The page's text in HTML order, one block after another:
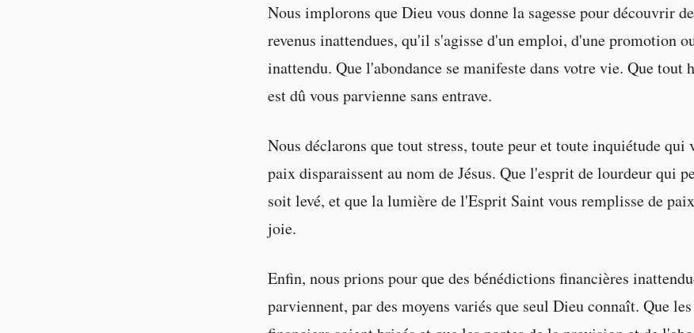
Nous implorons que Dieu vous donne la sagesse pour découvrir
revenus inattendues, qu'il s'agisse d'un emploi, d'une promotion
inattendu. Que l'abondance se manifeste dans votre vie. Que tout
est dû vous parvienne sans entrave.
Nous déclarons que tout stress, toute peur et toute inquiétude qui
paix disparaissent au nom de Jésus. Que l'esprit de lourdeur qui
soit levé, et que la lumière de l'Esprit Saint vous remplisse de
joie.
Enfin, nous prions pour que des bénédictions financières
parviennent, par des moyens variés que seul Dieu connaît. Que